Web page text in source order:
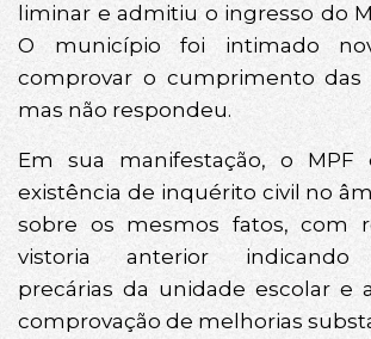
liminar e admitiu o ingresso do
O município foi intimado
comprovar o cumprimento das
mas não respondeu.
Em sua manifestação, o MPF
existência de inquérito civil no
sobre os mesmos fatos, com
vistoria anterior indicando
precárias da unidade escolar e
comprovação de melhorias